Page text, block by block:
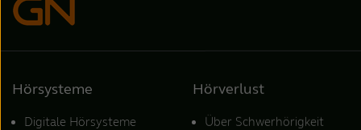
Hörsysteme
Digitale Hörsysteme
Hörverlust
Über Schwerhörigkeit